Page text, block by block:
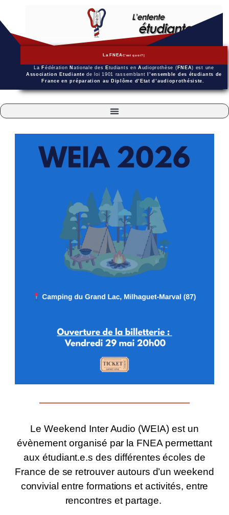
La FNEA C'est quoi?
La Fédération N ationale des Etudiants enAudioprothèse ( FNEA) est une
Association Etudiante de loi 1901 rassemblant
l’ensemble des étudiants de
France en préparation au Diplôme d’Etat d’audioprothésiste.
Le Weekend Inter Audio (WEIA) est un
évènement organisé par la FNEA permettant
aux étudiant.e.s des différentes écoles de
France de se retrouver autours d’un weekend
convivial entre formations et activités, entre
rencontres et partage.